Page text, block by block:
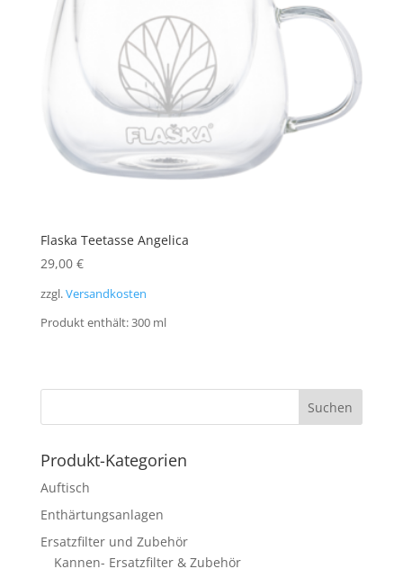
Flaska Teetasse Angelica
29,00 €
zzgl.Versandkosten
Produkt enthält: 300 ml
Produkt-Kategorien
Auftisch
Enthärtungsanlagen
Ersatzfilter und Zubehör
Kannen- Ersatzfilter & Zubehör